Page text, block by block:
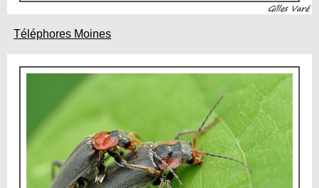
Téléphores Moines